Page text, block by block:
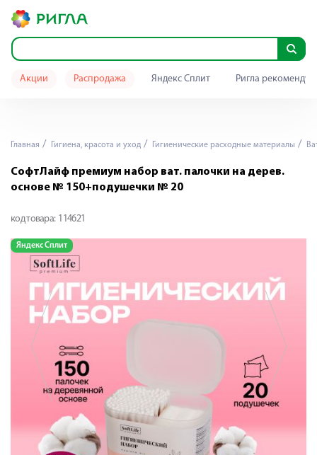
Акции Распродажа Яндекс Сплит Ригла
Главная Гигиена, красота и уход Гигиенические расходные материалы
СофтЛайф премиум набор ват. палочки на дерев.
основе № 150+подушечки № 20
код товара: 114621
Яндекс Сплит